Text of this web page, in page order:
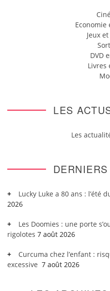
Economie
Jeux
DVD
Livres
LES
Les
Lucky Luke a 80 ans : l’été
2026
Les Doomies : une porte
rigolotes 7 août 2026
Curcuma chez l’enfant :
excessive 7 août 2026